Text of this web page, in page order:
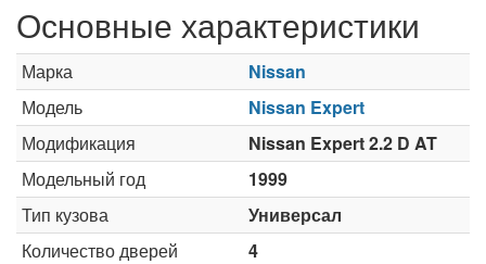
Основные характеристики
Марка
Nissan
Модель
Nissan Expert
Модификация
Nissan Expert 2.2 D AT
Модельный год
1999
Тип кузова
Универсал
Количество дверей
4